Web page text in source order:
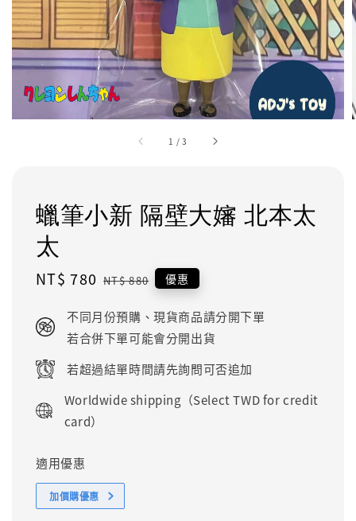
1 /3
蠟筆小新 隔壁大嬸 北本太
太
Sale
NT$ 780 Regular
NT$ 880 優惠
不同月份預購、現貨商品請分開下單
若合併下單可能會分開出貨
若超過結單時間請先詢問可否追加
Worldwide shipping（Select TWD for credit
card）
適用優惠
加價購優惠